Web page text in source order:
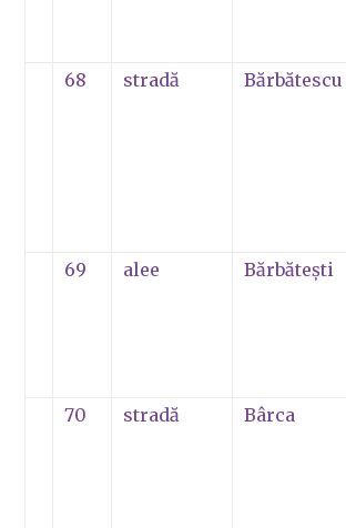
68 stradă
69 alee Bărbăteşti
70 stradă Bârca